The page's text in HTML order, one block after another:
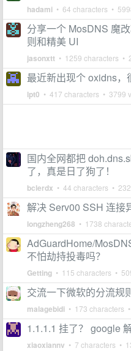
hadami • 64 characters •
分享一个 MosDNS 魔
则和精美 UI
jasonxtt • 1259 characters •
最近新出现个 oxidns，
lpt0 • 417 characters • 3799
国内全网都把
了，真是日了狗了！
bclerdx • 44 characters •
解决 Serv00 SSH 连接
longzheng268 • 1738
AdGuardHome/
不怕劫持投毒吗？
Getting • 115 characters •
交流一下微软的分流规
malagebidi • 173 characters
1.1.1.1 挂了？ google
xiaoxiannv • 7 characters •